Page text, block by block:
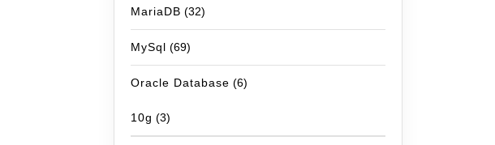
MariaDB (32)
MySql (69)
Oracle Database (6)
10g (3)